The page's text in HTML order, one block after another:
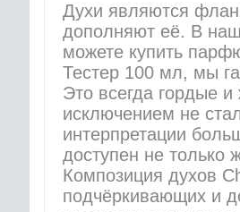
Духи являются
дополняют её. В
можете купить
Тестер 100 мл, мы
Это всегда гордые
исключением не
интерпретации
доступен не
Композиция духов
подчёркивающих и